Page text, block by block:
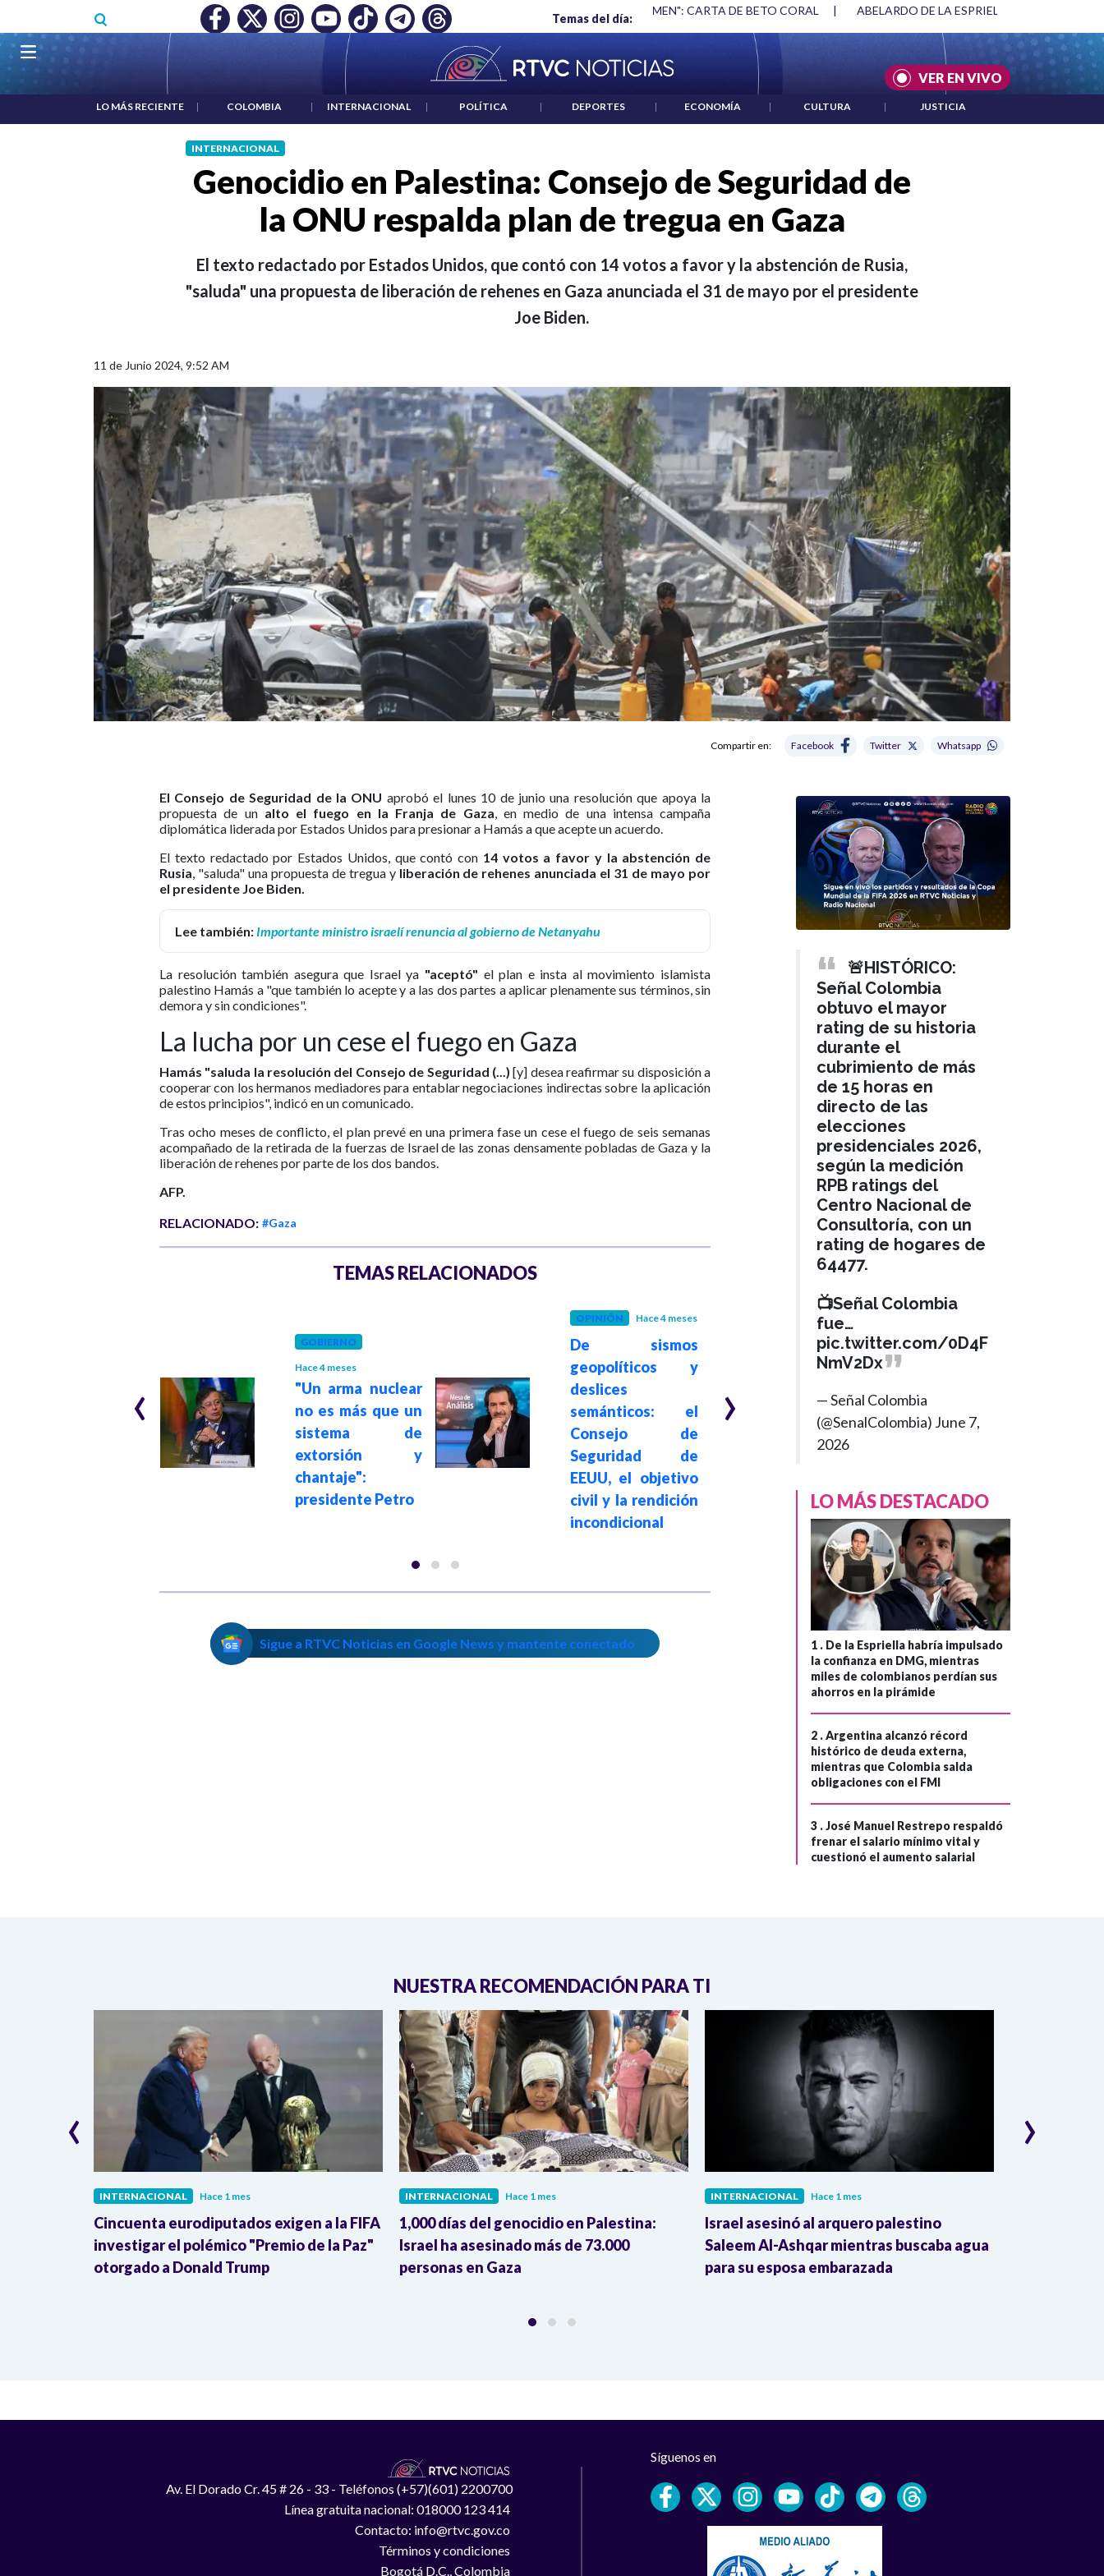
Temas del día:
NO DESTRUYÓ EMPLEO: JP MORGAN | "HABLAR NO ES UN CRIMEN": CARTA DE BETO CORAL ABELARDO DE LA ESPRIELLA Y DMG ACUERDOS ENTRE ESTADOS UNIDOS E IRÁN
VER EN VIVO
Navegación principal
LO MÁS RECIENTE | COLOMBIA | INTERNACIONAL | POLÍTICA | DEPORTES | ECONOMÍA | CULTURA | JUSTICIA
INTERNACIONAL
Genocidio en Palestina: Consejo de Seguridad de
la ONU respalda plan de tregua en Gaza
El texto redactado por Estados Unidos, que contó con 14 votos a favor y la abstención de Rusia,
"saluda" una propuesta de liberación de rehenes en Gaza anunciada el 31 de mayo por el presidente
Joe Biden.
11 de Junio 2024, 9:52 AM
Compartir en: Facebook Twitter Whatsapp
El Consejo de Seguridad de la ONU aprobó el lunes 10 de junio una resolución que apoya la
propuesta de un alto el fuego en la Franja de Gaza, en medio de una intensa campaña
diplomática liderada por Estados Unidos para presionar a Hamás a que acepte un acuerdo.
El texto redactado por Estados Unidos, que contó con 14 votos a favor y la abstención de
Rusia, "saluda" una propuesta de tregua y liberación de rehenes anunciada el 31 de mayo por
el presidente Joe Biden.
Lee también: Importante ministro israelí renuncia al gobierno de Netanyahu
La resolución también asegura que Israel ya "aceptó" el plan e insta al movimiento islamista
palestino Hamás a "que también lo acepte y a las dos partes a aplicar plenamente sus términos, sin
demora y sin condiciones".
La lucha por un cese el fuego en Gaza
Hamás "saluda la resolución del Consejo de Seguridad (...) [y] desea reafirmar su disposición a
cooperar con los hermanos mediadores para entablar negociaciones indirectas sobre la aplicación
de estos principios", indicó en un comunicado.
Tras ocho meses de conflicto, el plan prevé en una primera fase un cese el fuego de seis semanas
acompañado de la retirada de la fuerzas de Israel de las zonas densamente pobladas de Gaza y la
liberación de rehenes por parte de los dos bandos.
AFP.
RELACIONADO: #Gaza
TEMAS RELACIONADOS
"diplomacia de los
pueblos" frente a
GOBIERNO
Hace 4 meses
"Un arma nuclear
no es más que un
sistema de
extorsión y
chantaje":
presidente Petro
OPINIÓN Hace 4 meses
De sismos
geopolíticos y
deslices
semánticos: el
Consejo de
Seguridad de
EEUU, el objetivo
civil y la rendición
incondicional
MEDIO ORIENTE
Hace 5 meses
camiones de
ayuda
humanitaria
paso de Rafah
hacia Gaza
‹ ›
Sigue a RTVC Noticias en Google News y mantente conectado
🚨HISTÓRICO:
Señal Colombia
obtuvo el mayor
rating de su historia
durante el
cubrimiento de más
de 15 horas en
directo de las
elecciones
presidenciales 2026,
según la medición
RPB ratings del
Centro Nacional de
Consultoría, con un
rating de hogares de
64477.
📺Señal Colombia
fue…
pic.twitter.com/0D4F
NmV2Dx
— Señal Colombia
(@SenalColombia) June 7,
2026
LO MÁS DESTACADO
1 . De la Espriella habría impulsado
la confianza en DMG, mientras
miles de colombianos perdían sus
ahorros en la pirámide
2 .Argentina alcanzó récord
histórico de deuda externa,
mientras que Colombia salda
obligaciones con el FMI
3 .José Manuel Restrepo respaldó
frenar el salario mínimo vital y
cuestionó el aumento salarial
NUESTRA RECOMENDACIÓN PARA TI
INTERNACIONAL Hace 1 mes
Cincuenta eurodiputados exigen a la FIFA
investigar el polémico "Premio de la Paz"
otorgado a Donald Trump
INTERNACIONAL Hace 1 mes
1,000 días del genocidio en Palestina:
Israel ha asesinado más de 73.000
personas en Gaza
INTERNACIONAL Hace 1 mes
Israel asesinó al arquero palestino
Saleem Al-Ashqar mientras buscaba agua
para su esposa embarazada
‹ ›
Av. El Dorado Cr. 45 # 26 - 33 - Teléfonos (+57)(601) 2200700
Línea gratuita nacional: 018000 123 414
Contacto: info@rtvc.gov.co
Términos y condiciones
Bogotá D.C., Colombia
Síguenos en